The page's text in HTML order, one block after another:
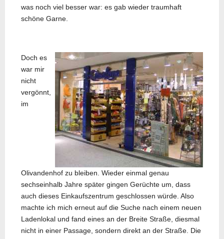
was noch viel besser war: es gab wieder traumhaft
schöne Garne.
Doch es
war mir
nicht
vergönnt,
im
Olivandenhof zu bleiben. Wieder einmal genau
sechseinhalb Jahre später gingen Gerüchte um, dass
auch dieses Einkaufszentrum geschlossen würde. Also
machte ich mich erneut auf die Suche nach einem neuen
Ladenlokal und fand eines an der Breite Straße, diesmal
nicht in einer Passage, sondern direkt an der Straße. Die